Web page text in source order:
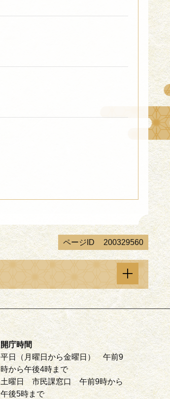
ページID 200329560
開庁時間
平日（月曜日から金曜日） 午前9
時から午後4時まで
土曜日 市民課窓口 午前9時から
午後5時まで